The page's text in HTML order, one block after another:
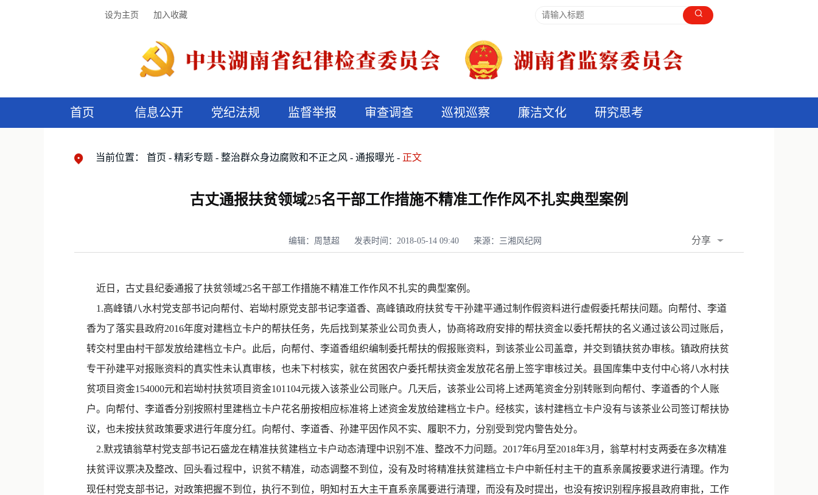
设为主页 加入收藏
首页 信息公开 党纪法规 监督举报 审查调查 巡视巡察 廉洁文化 研究思考
当前位置： 首页 精彩专题 整治群众身边腐败和不正之风 通报曝光 正文
古丈通报扶贫领域25名干部工作措施不精准工作作风不扎实典型案例
编辑：周慧超 发表时间：2018-05-14 09:40 来源：三湘风纪网 分享
QQ
微信
近日，古丈县纪委通报了扶贫领域25名干部工作措施不精准工作作风不扎实的典型案例。
1.高峰镇八水村党支部书记向帮付、岩坳村原党支部书记李道香、高峰镇政府扶贫专干孙建平通过制作假资料进行虚假委托帮扶问题。向帮付、李道
香为了落实县政府2016年度对建档立卡户的帮扶任务，先后找到某茶业公司负责人，协商将政府安排的帮扶资金以委托帮扶的名义通过该公司过账后，
转交村里由村干部发放给建档立卡户。此后，向帮付、李道香组织编制委托帮扶的假报账资料，到该茶业公司盖章，并交到镇扶贫办审核。镇政府扶贫
专干孙建平对报账资料的真实性未认真审核，也未下村核实，就在贫困农户委托帮扶资金发放花名册上签字审核过关。县国库集中支付中心将八水村扶
贫项目资金154000元和岩坳村扶贫项目资金101104元拨入该茶业公司账户。几天后，该茶业公司将上述两笔资金分别转账到向帮付、李道香的个人账
户。向帮付、李道香分别按照村里建档立卡户花名册按相应标准将上述资金发放给建档立卡户。经核实，该村建档立卡户没有与该茶业公司签订帮扶协
议，也未按扶贫政策要求进行年度分红。向帮付、李道香、孙建平因作风不实、履职不力，分别受到党内警告处分。
2.默戎镇翁草村党支部书记石盛龙在精准扶贫建档立卡户动态清理中识别不准、整改不力问题。2017年6月至2018年3月，翁草村村支两委在多次精准
扶贫评议票决及整改、回头看过程中，识贫不精准，动态调整不到位，没有及时将精准扶贫建档立卡户中新任村主干的直系亲属按要求进行清理。作为
现任村党支部书记，对政策把握不到位，执行不到位，明知村五大主干直系亲属要进行清理，而没有及时提出，也没有按识别程序报县政府审批，工作